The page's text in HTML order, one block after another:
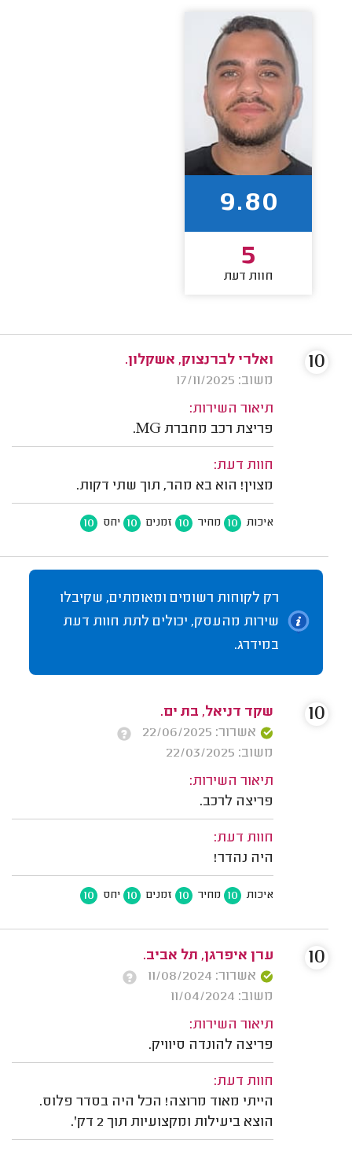
9.80
5
חוות דעת
ואלרי לברנצוק, אשקלון.
משוב: 17/11/2025
תיאור השירות:
פריצת רכב מחברת MG.
חוות דעת:
מצוין! הוא בא מהר, תוך שתי דקות.
איכות 10 מחיר 10 זמנים 10 יחס 10
10
רק לקוחות רשומים ומאומתים, שקיבלו
שירות מהעסק, יכולים לתת חוות דעת
במידרג.
שקד דניאל, בת ים.
אשרור: 22/06/2025
משוב: 22/03/2025
תיאור השירות:
פריצה לרכב.
חוות דעת:
היה נהדר!
איכות 10 מחיר 10 זמנים 10 יחס 10
10
ערן איפרגן, תל אביב.
אשרור: 11/08/2024
משוב: 11/04/2024
תיאור השירות:
פריצה להונדה סיוויק.
חוות דעת:
הייתי מאוד מרוצה! הכל היה בסדר פלוס.
הוצא ביעילות ומקצועיות תוך 2 דק'.
10